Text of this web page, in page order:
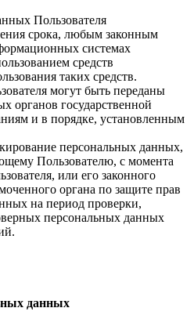
Пользователя
срока, любым законным
системах
средств
таких средств.
могут быть переданы
органов государственной
и в порядке, установленным
персональных данных,
Пользователю, с момента
или его законного
органа по защите прав
на период проверки,
персональных данных
данных